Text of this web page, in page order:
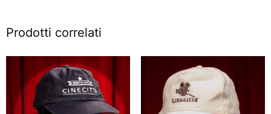
Prodotti correlati